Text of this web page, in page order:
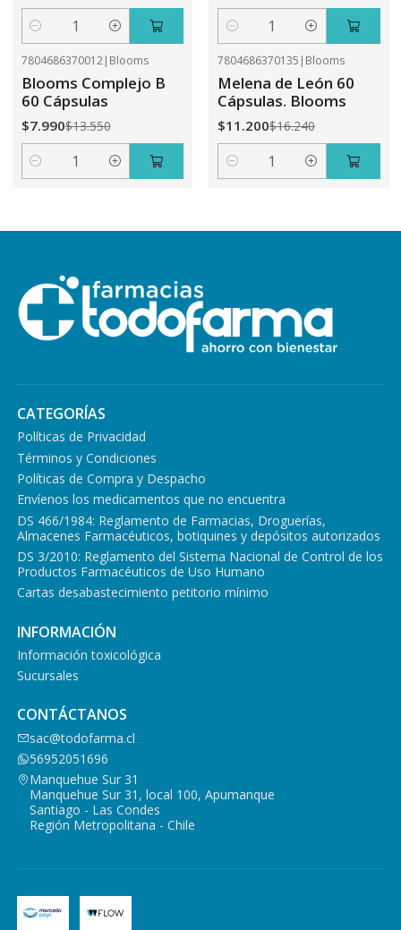
Cantidad Cantidad
7804686370012| Blooms
Blooms Complejo B
60 Cápsulas
$7.990$13.550
Cantidad
7804686370135 | Blooms
Melena de León 60
Cápsulas. Blooms
$11.200$16.240
Cantidad
CATEGORÍAS
Políticas de Privacidad
Términos y Condiciones
Políticas de Compra y Despacho
Envíenos los medicamentos que no encuentra
DS 466/1984: Reglamento de Farmacias, Droguerías,
Almacenes Farmacéuticos, botiquines y depósitos autorizados
DS 3/2010: Reglamento del Sistema Nacional de Control de los
Productos Farmacéuticos de Uso Humano
Cartas desabastecimiento petitorio mínimo
INFORMACIÓN
Información toxicológica
Sucursales
CONTÁCTANOS
sac@todofarma.cl
56952051696
Manquehue Sur 31
Manquehue Sur 31, local 100, Apumanque
Santiago - Las Condes
Región Metropolitana - Chile